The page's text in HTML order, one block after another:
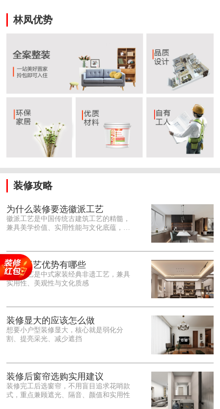
林凤优势
装修攻略
为什么装修要选徽派工艺
徽派工艺是中国传统古建筑工艺的精髓，
兼具美学价值、实用性能与文化底蕴，优
雕细琢的砖、木、石雕为特色，线条古朴
大气，意境悠远，自带东方中式雅致韵
味，耐看且不易过时。<o:p></o:p> 在工
艺品质上，徽派工艺遵循古法匠心工序，
保耐用，抗风化、耐腐蚀，使用
徽派工艺优势有哪些
徽派工艺是中式家装经典非遗工艺，兼具
实用性、美观性与文化质感
装修显大的应该怎么做
想要小户型装修显大，核心就是弱化分
割、提亮采光、减少遮挡
装修后窗帘选购实用建议
装修完工后选窗帘，不用盲目追求花哨款
式，重点兼顾遮光、隔音、颜值和实用性